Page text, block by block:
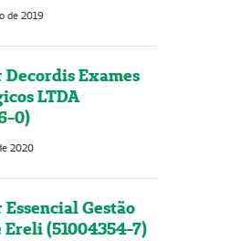
de 2019
Decordis Exames
LTDA
0)
2020
Gestão
Ereli (51004354-7)